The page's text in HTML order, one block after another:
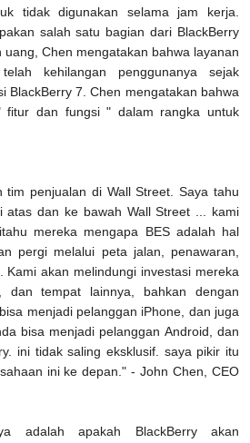
tidak digunakan selama jam kerja.
salah satu bagian dari BlackBerry
Chen mengatakan bahwa layanan
kehilangan penggunanya sejak
BlackBerry 7. Chen mengatakan bahwa
fitur dan fungsi " dalam rangka untuk
tim penjualan di Wall Street. Saya tahu
atas dan ke bawah Wall Street ... kami
mereka mengapa BES adalah hal
pergi melalui peta jalan, penawaran,
akan melindungi investasi mereka
dan tempat lainnya, bahkan dengan
menjadi pelanggan iPhone, dan juga
bisa menjadi pelanggan Android, dan
ini tidak saling eksklusif. saya pikir itu
ini ke depan." - John Chen, CEO
adalah apakah BlackBerry akan